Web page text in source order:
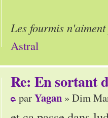
Les fourmis
Astral
Re: En sortant
parYagan » Dim